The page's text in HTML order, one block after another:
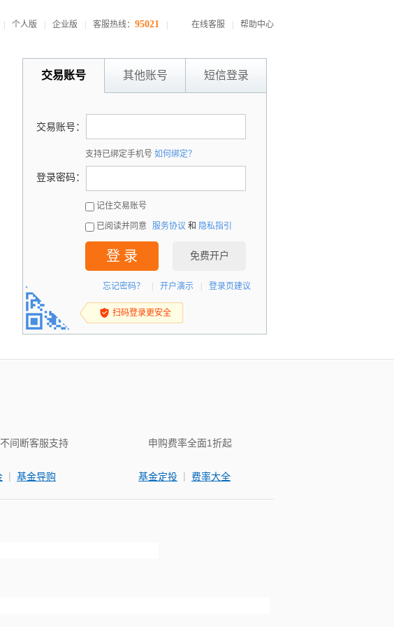
个人版 企业版 客服热线： 95021 在线客服 帮助中心
交易账号 其他账号 短信登录
交易账号：
支持已绑定手机号 如何绑定？
登录密码：
记住交易账号
已阅读并同意 服务协议 和 隐私指引
登 录 免费开户
忘记密码？ 开户演示 登录页建议
扫码登录更安全
间断客服支持
| 基金导购
申购费率全面1折起
基金定投 | 费率大全